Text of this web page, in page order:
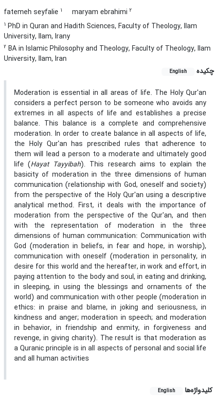
fatemeh seyfalie 1 maryam ebrahimi 2
1 PhD in Quran and Hadith Sciences, Faculty of Theology, Ilam
University, Ilam, Irany
2 BA in Islamic Philosophy and Theology, Faculty of Theology, Ilam
University, Ilam, Iran
چکیده
English
Moderation is essential in all areas of life. The Holy Qur'an
considers a perfect person to be someone who avoids any
extremes in all aspects of life and establishes a precise
balance. This balance is a complete and comprehensive
moderation. In order to create balance in all aspects of life,
the Holy Qur'an has prescribed rules that adherence to
them will lead a person to a moderate and ultimately good
life (Hayat Tayyibah). This research aims to explain the
basicity of moderation in the three dimensions of human
communication (relationship with God, oneself and society)
from the perspective of the Holy Qur'an using a descriptive
analytical method. First, it deals with the importance of
moderation from the perspective of the Qur'an, and then
with the representation of moderation in the three
dimensions of human communication: Communication with
God (moderation in beliefs, in fear and hope, in worship),
communication with oneself (moderation in personality, in
desire for this world and the hereafter, in work and effort, in
paying attention to the body and soul, in eating and drinking,
in sleeping, in using the blessings and ornaments of the
world) and communication with other people (moderation in
ethics: in praise and blame, in joking and seriousness, in
kindness and anger; moderation in speech; and moderation
in behavior, in friendship and enmity, in forgiveness and
revenge, in giving charity). The result is that moderation as
a Quranic principle is in all aspects of personal and social life
and all human activities
کلیدواژه‌ها English